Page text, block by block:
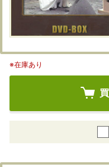
※在庫あり